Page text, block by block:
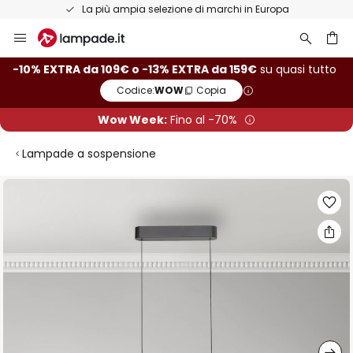
La più ampia selezione di marchi in Europa
Salta
al
contenuto
-10% EXTRA da 109€ o -13% EXTRA da 159€ su quasi tutto
Codice:WOW Copia
Wow Week: Fino al -70%
Lampade a sospensione
Vai
galleria